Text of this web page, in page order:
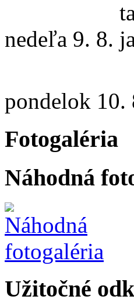
nedeľa 9. 8.
pondelok 10.
Fotogaléria
Náhodná
Užitočné